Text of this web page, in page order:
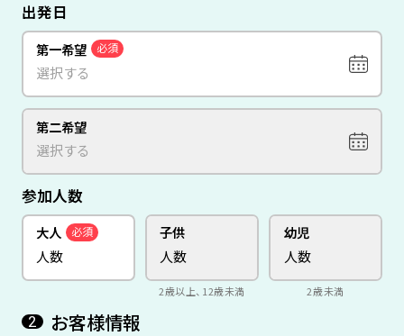
出発日
第一希望 必須
第二希望
参加人数
大人 必須 子供
2歳以上、12歳未満
幼児
2歳未満
2 お客様情報